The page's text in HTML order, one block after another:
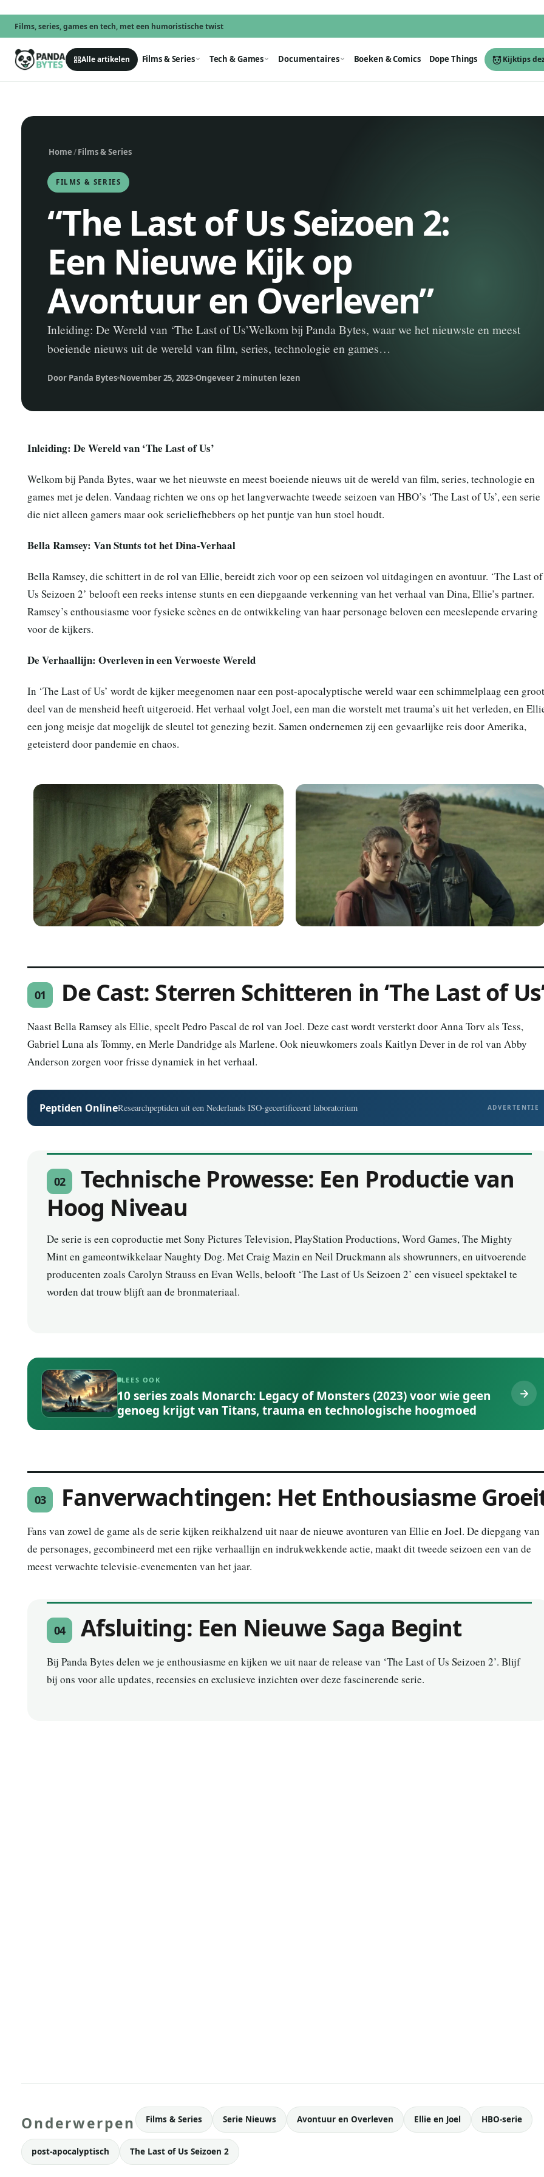
Films, series, games en tech, met een humoristische twist
Alle artikelen Films & Series Tech & Games Documentaires Boeken & Comics Dope Things Kijktips
Home/Films & Series
FILMS & SERIES
“The Last of Us Seizoen 2:
Een Nieuwe Kijk op
Avontuur en Overleven”
Inleiding: De Wereld van ‘The Last of Us’Welkom bij Panda Bytes, waar we het nieuwste en meest
boeiende nieuws uit de wereld van film, series, technologie en games…
Door Panda Bytes November 25, 2023 Ongeveer 2 minuten lezen
Inleiding: De Wereld van ‘The Last of Us’
Welkom bij Panda Bytes, waar we het nieuwste en meest boeiende nieuws uit de wereld van film, series, technologie en
games met je delen. Vandaag richten we ons op het langverwachte tweede seizoen van HBO’s ‘The Last of Us’, een serie
die niet alleen gamers maar ook serieliefhebbers op het puntje van hun stoel houdt.
Bella Ramsey: Van Stunts tot het Dina-Verhaal
Bella Ramsey, die schittert in de rol van Ellie, bereidt zich voor op een seizoen vol uitdagingen en avontuur. ‘The Last of
Us Seizoen 2’ belooft een reeks intense stunts en een diepgaande verkenning van het verhaal van Dina, Ellie’s partner.
Ramsey’s enthousiasme voor fysieke scènes en de ontwikkeling van haar personage beloven een meeslepende ervaring
voor de kijkers.
De Verhaallijn: Overleven in een Verwoeste Wereld
In ‘The Last of Us’ wordt de kijker meegenomen naar een post-apocalyptische wereld waar een schimmelplaag een groot
deel van de mensheid heeft uitgeroeid. Het verhaal volgt Joel, een man die worstelt met trauma’s uit het verleden, en
een jong meisje dat mogelijk de sleutel tot genezing bezit. Samen ondernemen zij een gevaarlijke reis door Amerika,
geteisterd door pandemie en chaos.
01 De Cast: Sterren Schitteren in ‘The Last of
Naast Bella Ramsey als Ellie, speelt Pedro Pascal de rol van Joel. Deze cast wordt versterkt door Anna Torv als Tess,
Gabriel Luna als Tommy, en Merle Dandridge als Marlene. Ook nieuwkomers zoals Kaitlyn Dever in de rol van Abby
Anderson zorgen voor frisse dynamiek in het verhaal.
Peptiden OnlineResearchpeptiden uit een Nederlands ISO-gecertificeerd laboratorium ADVERTENTIE
02
Technische Prowesse: Een Productie van
Hoog Niveau
De serie is een coproductie met Sony Pictures Television, PlayStation Productions, Word Games, The Mighty
Mint en gameontwikkelaar Naughty Dog. Met Craig Mazin en Neil Druckmann als showrunners, en uitvoerende
producenten zoals Carolyn Strauss en Evan Wells, belooft ‘The Last of Us Seizoen 2’ een visueel spektakel te
worden dat trouw blijft aan de bronmateriaal.
LEES OOK
10 series zoals Monarch: Legacy of Monsters (2023) voor wie geen
genoeg krijgt van Titans, trauma en technologische hoogmoed
03 Fanverwachtingen: Het Enthousiasme
Fans van zowel de game als de serie kijken reikhalzend uit naar de nieuwe avonturen van Ellie en Joel. De diepgang van
de personages, gecombineerd met een rijke verhaallijn en indrukwekkende actie, maakt dit tweede seizoen een van de
meest verwachte televisie-evenementen van het jaar.
04 Afsluiting: Een Nieuwe Saga Begint
Bij Panda Bytes delen we je enthousiasme en kijken we uit naar de release van ‘The Last of Us Seizoen 2’. Blijf
bij ons voor alle updates, recensies en exclusieve inzichten over deze fascinerende serie.
Onderwerpen Films & Series Serie Nieuws Avontuur en Overleven Ellie en Joel HBO-serie
post-apocalyptisch The Last of Us Seizoen 2